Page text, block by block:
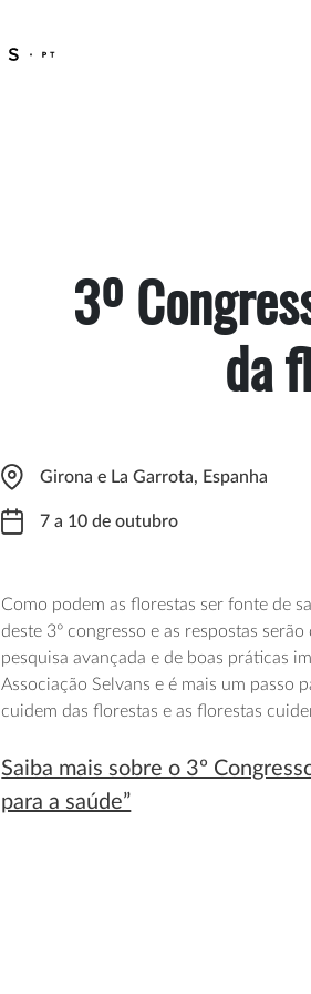
3º
da
Girona e La Garrota, Espanha
7 a 10 de outubro
Como podem as florestas ser fonte de
deste 3º congresso e as respostas
pesquisa avançada e de boas práticas
Associação Selvans e é mais um passo
cuidem das florestas e as florestas
Saiba mais sobre o 3º
para a saúde”